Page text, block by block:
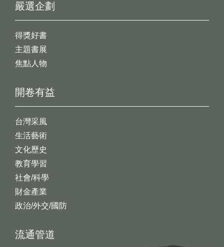
開卷有益
台灣采風
生活藝術
文化歷史
教育學習
社會/科學
財金產業
政治/外交/國防
嚴選企劃
得獎好書
主題書展
焦點人物
流通管道